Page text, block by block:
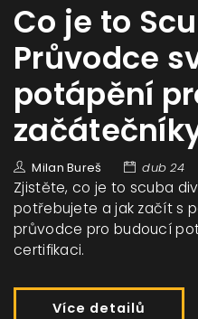
Co je to
Průvodce
potápění
Milan Bureš dub 24
Zjistěte, co je to scuba
potřebujete a jak začít s
průvodce pro budoucí
certifikaci.
Více detailů